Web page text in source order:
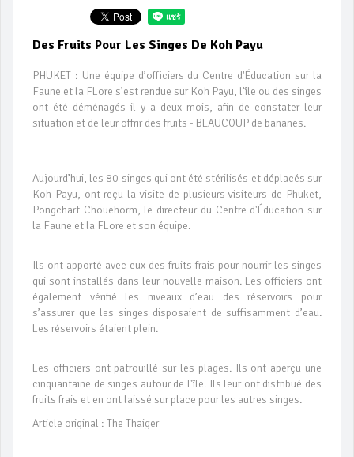
Des Fruits Pour Les Singes De Koh Payu
PHUKET : Une équipe d’officiers du Centre d'Éducation sur la
Faune et la FLore s’est rendue sur Koh Payu, l'île ou des singes
ont été déménagés il y a deux mois, afin de constater leur
situation et de leur offrir des fruits - BEAUCOUP de bananes.
Aujourd’hui, les 80 singes qui ont été stérilisés et déplacés sur
Koh Payu, ont reçu la visite de plusieurs visiteurs de Phuket,
Pongchart Chouehorm, le directeur du Centre d'Éducation sur
la Faune et la FLore et son équipe.
Ils ont apporté avec eux des fruits frais pour nourrir les singes
qui sont installés dans leur nouvelle maison. Les officiers ont
également vérifié les niveaux d’eau des réservoirs pour
s’assurer que les singes disposaient de suffisamment d’eau.
Les réservoirs étaient plein.
Les officiers ont patrouillé sur les plages. Ils ont aperçu une
cinquantaine de singes autour de l'île. Ils leur ont distribué des
fruits frais et en ont laissé sur place pour les autres singes.
Article original : The Thaiger